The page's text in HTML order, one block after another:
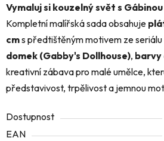
Vymaluj si kouzelný svět s
Kompletní malířská sada obsahuje
cms předtištěným motivem ze seriálu
domek (Gabby's Dollhouse), barvy
kreativní zábava pro malé umělce,
představivost, trpělivost a jemnou
Dostupnost
EAN